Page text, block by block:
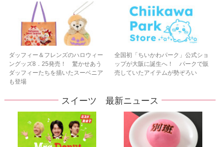
ダッフィー＆フレンズのハロウィー
ングッズ8．25発売！ 驚かせあう
ダッフィーたちを描いたスーベニア
も登場
全国初「ちいかわパーク」公式ショ
ップが大阪に誕生へ！ パークで販
売していたアイテムが勢ぞろい
スイーツ 最新ニュース